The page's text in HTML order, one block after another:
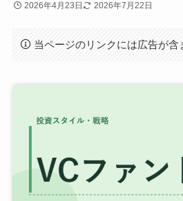
2026年4月23日 2026年7月22日
当ページのリンクには広告が含